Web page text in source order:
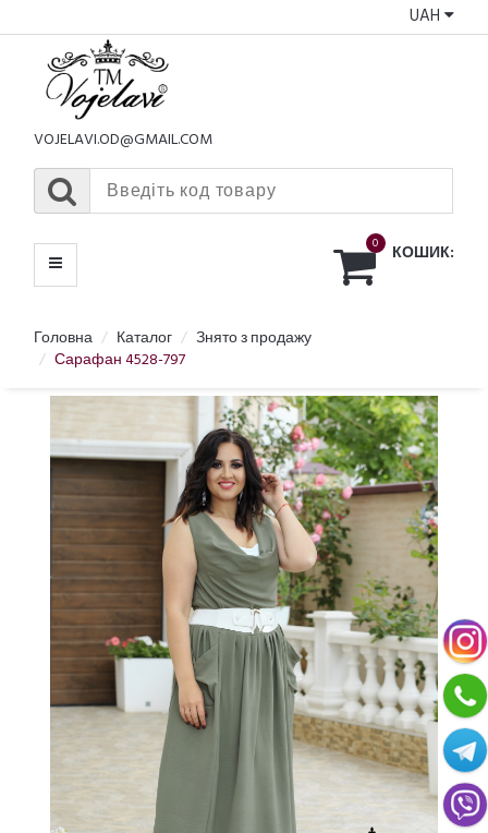
UAH
VOJELAVI.OD@GMAIL.COM
0 КОШИК:
МЕНЮ
Головна Каталог
Знято з продажу
Сарафан 4528-797